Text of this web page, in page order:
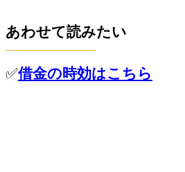
あわせて読みたい
✅借金の時効はこちら